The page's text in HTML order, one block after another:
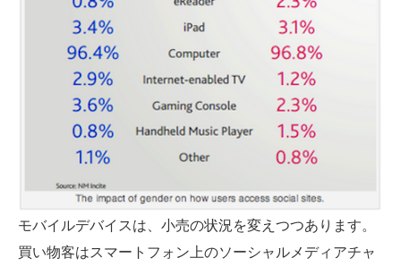
モバイルデバイスは、小売の状況を変えつつあります。
買い物客はスマートフォン上のソーシャルメディアチャ